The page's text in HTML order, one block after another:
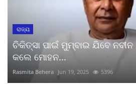
ରାଜ୍ୟ
ଚିକିତ୍ସା ପାଇଁ ମୁମ୍ବାଇ ଯିବେ
କଲେ ମୋହନ...
Rasmita Behera Jun 19, 2025 5396